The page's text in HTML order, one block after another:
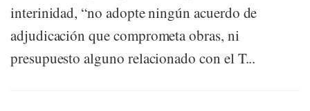
interinidad, “no adopte ningún acuerdo de
adjudicación que comprometa obras, ni
presupuesto alguno relacionado con el T...